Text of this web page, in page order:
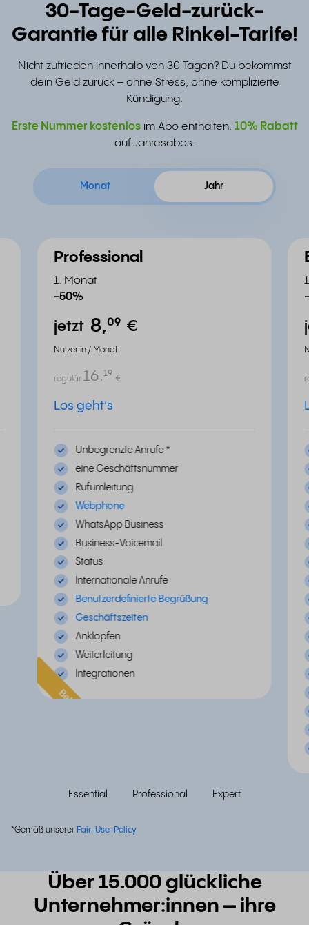
30-Tage-Geld-zurück-
Garantie für alle Rinkel-Tarife!
Nicht zufrieden innerhalb von 30 Tagen? Du bekommst
dein Geld zurück – ohne Stress, ohne komplizierte
Kündigung.
Erste Nummer kostenlosim Abo enthalten. 10% Rabatt
auf Jahresabos.
Monat Jahr
Professional
1. Monat
-50%
jetzt €
8,⁰⁹
Nutzer:in / Monat
regulär €
16,¹⁹
Los geht’s
Unbegrenzte Anrufe *
eine Geschäftsnummer
Rufumleitung
Webphone
WhatsApp Business
Business-Voicemail
Status
Internationale Anrufe
Benutzerdefinierte Begrüßung
Geschäftszeiten
Anklopfen
Weiterleitung
Integrationen
Beliebt
Essential Professional Expert
*Gemäß unserer Fair-Use-Policy
Über 15.000 glückliche
Unternehmer:innen – ihre